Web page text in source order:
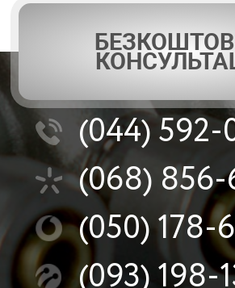
(044)592-
(068)
(050)178-
(093)198-